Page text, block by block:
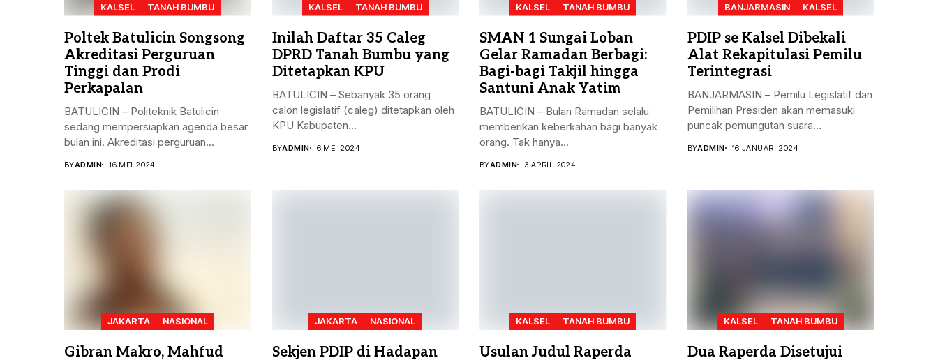
KALSEL TANAH BUMBU
Poltek Batulicin Songsong
Akreditasi Perguruan
Tinggi dan Prodi
Perkapalan
BATULICIN – Politeknik Batulicin
sedang mempersiapkan agenda besar
bulan ini. Akreditasi perguruan...
BYADMIN 16 MEI 2024
KALSEL TANAH BUMBU
Inilah Daftar 35 Caleg
DPRD Tanah Bumbu yang
Ditetapkan KPU
BATULICIN – Sebanyak 35 orang
calon legislatif (caleg) ditetapkan oleh
KPU Kabupaten...
BYADMIN 6 MEI 2024
KALSEL TANAH BUMBU
SMAN 1 Sungai Loban
Gelar Ramadan Berbagi:
Bagi-bagi Takjil hingga
Santuni Anak Yatim
BATULICIN – Bulan Ramadan selalu
memberikan keberkahan bagi banyak
orang. Tak hanya...
BYADMIN 3 APRIL 2024
BANJARMASIN KALSEL
PDIP se Kalsel Dibekali
Alat Rekapitulasi Pemilu
Terintegrasi
BANJARMASIN – Pemilu Legislatif dan
Pemilihan Presiden akan memasuki
puncak pemungutan suara...
BYADMIN 16 JANUARI 2024
JAKARTA NASIONAL
Gibran Makro, Mahfud
JAKARTA NASIONAL
Sekjen PDIP di Hadapan
KALSEL TANAH BUMBU
Usulan Judul Raperda
KALSEL TANAH BUMBU
Dua Raperda Disetujui